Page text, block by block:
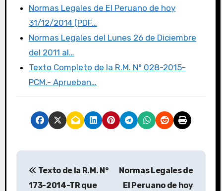
Normas Legales de El Peruano de hoy
31/12/2014 (PDF…
Normas Legales del Lunes 26 de Diciembre
del 2011 al…
Texto Completo de la R.M. N° 028-2015-
PCM.- Aprueban…
Texto de la R.M. N°
173-2014-TR que
Normas Legales de
El Peruano de hoy